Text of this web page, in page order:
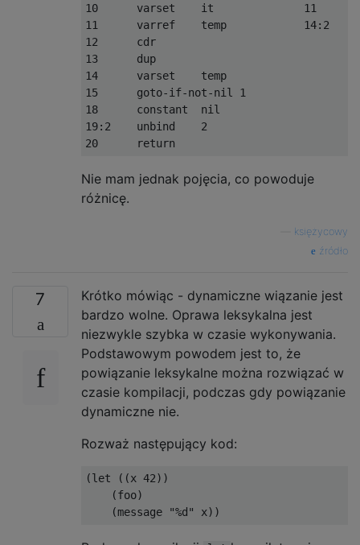
10      varset    it
11      varref    temp
12      cdr
13      dup
14      varset    temp
15      goto-if-not-nil 1
18      constant  nil
19:2    unbind    2
Nie mam jednak pojęcia, co powoduje
różnicę.
księżycowy
źródło
7
Krótko mówiąc - dynamiczne wiązanie jest
bardzo wolne. Oprawa leksykalna jest
niezwykle szybka w czasie wykonywania.
Podstawowym powodem jest to, że
powiązanie leksykalne można rozwiązać w
czasie kompilacji, podczas gdy powiązanie
dynamiczne nie.
Rozważ następujący kod:
(let ((x 42))
    (foo)